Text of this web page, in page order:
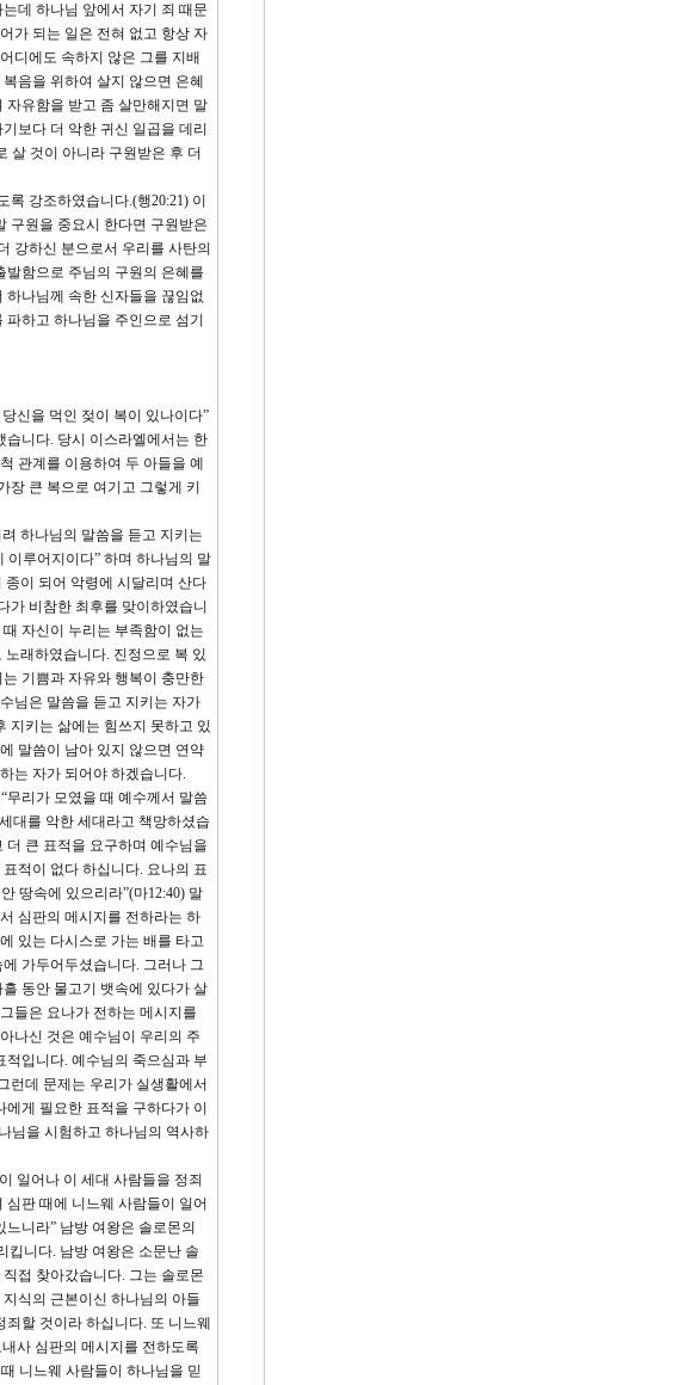
데 하나님 앞에서 자기 죄 때문
가 되는 일은 전혀 없고 항상 자
디에도 속하지 않은 그를 지배
음을 위하여 살지 않으면 은혜
자유함을 받고 좀 살만해지면 말
보다 더 악한 귀신 일곱을 데리
살 것이 아니라 구원받은 후 더
강조하였습니다.(행20:21) 이
구원을 중요시 한다면 구원받은
강하신 분으로서 우리를 사탄의
함으로 주님의 구원의 은혜를
나님께 속한 신자들을 끊임없
하고 하나님을 주인으로 섬기
신을 먹인 젖이 복이 있나이다”
습니다. 당시 이스라엘에서는 한
관계를 이용하여 두 아들을 예
큰 복으로 여기고 그렇게 키
하나님의 말씀을 듣고 지키는
이루어지이다” 하며 하나님의 말
이 되어 악령에 시달리며 산다
가 비참한 최후를 맞이하였습니
자신이 누리는 부족함이 없는
래하였습니다. 진정으로 복 있
기쁨과 자유와 행복이 충만한
님은 말씀을 듣고 지키는 자가
지키는 삶에는 힘쓰지 못하고 있
말씀이 남아 있지 않으면 연약
는 자가 되어야 하겠습니다.
무리가 모였을 때 예수께서 말씀
대를 악한 세대라고 책망하셨습
큰 표적을 요구하며 예수님을
적이 없다 하십니다. 요나의 표
땅속에 있으리라”(마12:40) 말
심판의 메시지를 전하라는 하
있는 다시스로 가는 배를 타고
가두어두셨습니다. 그러나 그
동안 물고기 뱃속에 있다가 살
들은 요나가 전하는 메시지를
나신 것은 예수님이 우리의 주
입니다. 예수님의 죽으심과 부
런데 문제는 우리가 실생활에서
게 필요한 표적을 구하다가 이
님을 시험하고 하나님의 역사하
일어나 이 세대 사람들을 정죄
판 때에 니느웨 사람들이 일어
니라” 남방 여왕은 솔로몬의
킵니다. 남방 여왕은 소문난 솔
접 찾아갔습니다. 그는 솔로몬
식의 근본이신 하나님의 아들
할 것이라 하십니다. 또 니느웨
사 심판의 메시지를 전하도록
니느웨 사람들이 하나님을 믿